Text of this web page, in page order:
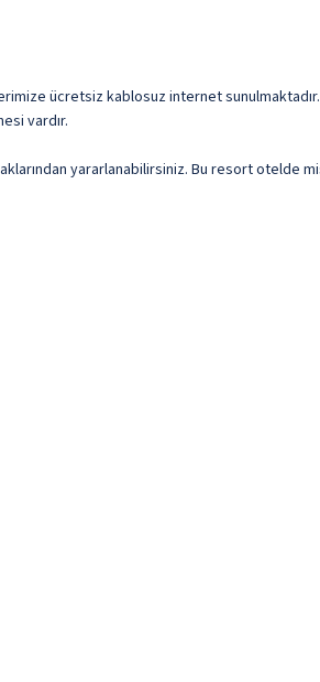
ücretsiz kablosuz internet
vardır.
yararlanabilirsiniz. Bu resort otelde